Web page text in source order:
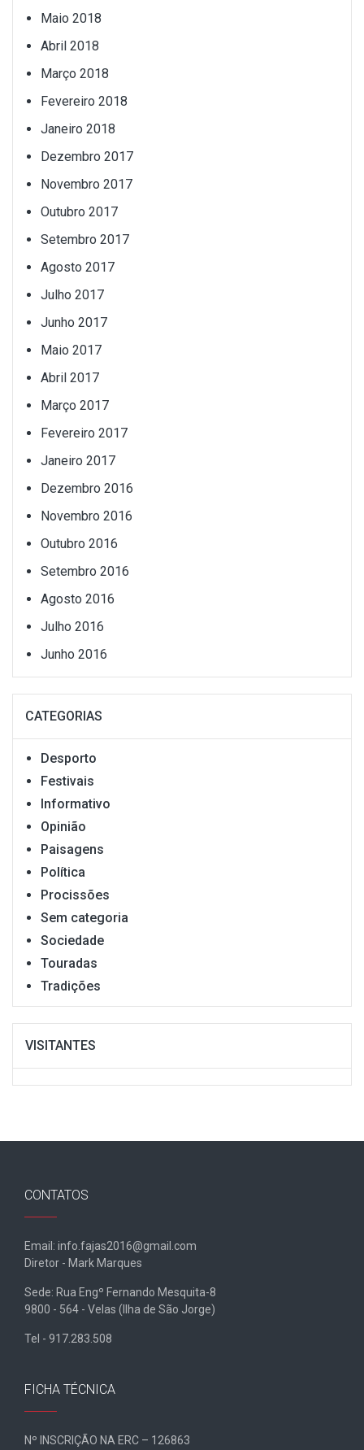
Maio 2018
Abril 2018
Março 2018
Fevereiro 2018
Janeiro 2018
Dezembro 2017
Novembro 2017
Outubro 2017
Setembro 2017
Agosto 2017
Julho 2017
Junho 2017
Maio 2017
Abril 2017
Março 2017
Fevereiro 2017
Janeiro 2017
Dezembro 2016
Novembro 2016
Outubro 2016
Setembro 2016
Agosto 2016
Julho 2016
Junho 2016
CATEGORIAS
Desporto
Festivais
Informativo
Opinião
Paisagens
Política
Procissões
Sem categoria
Sociedade
Touradas
Tradições
VISITANTES
CONTATOS
Email: info.fajas2016@gmail.com
Diretor - Mark Marques
Sede: Rua Engº Fernando Mesquita-8
9800 - 564 - Velas (Ilha de São Jorge)
Tel - 917.283.508
FICHA TÉCNICA
Nº INSCRIÇÃO NA ERC – 126863